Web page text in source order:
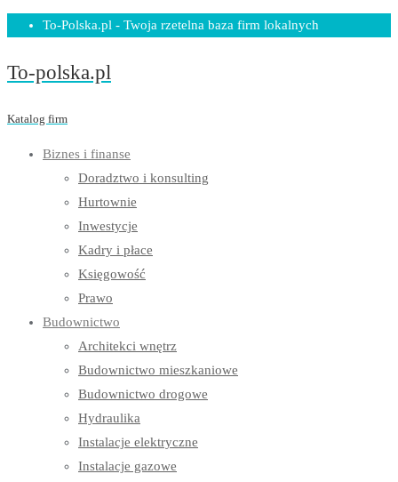
Skip
content
To-Polska.pl - Twoja rzetelna baza firm lokalnych
To-polska.pl
Katalog firm
Biznes i finanse
Doradztwo i konsulting
Hurtownie
Inwestycje
Kadry i płace
Księgowość
Prawo
Budownictwo
Architekci wnętrz
Budownictwo mieszkaniowe
Budownictwo drogowe
Hydraulika
Instalacje elektryczne
Instalacje gazowe